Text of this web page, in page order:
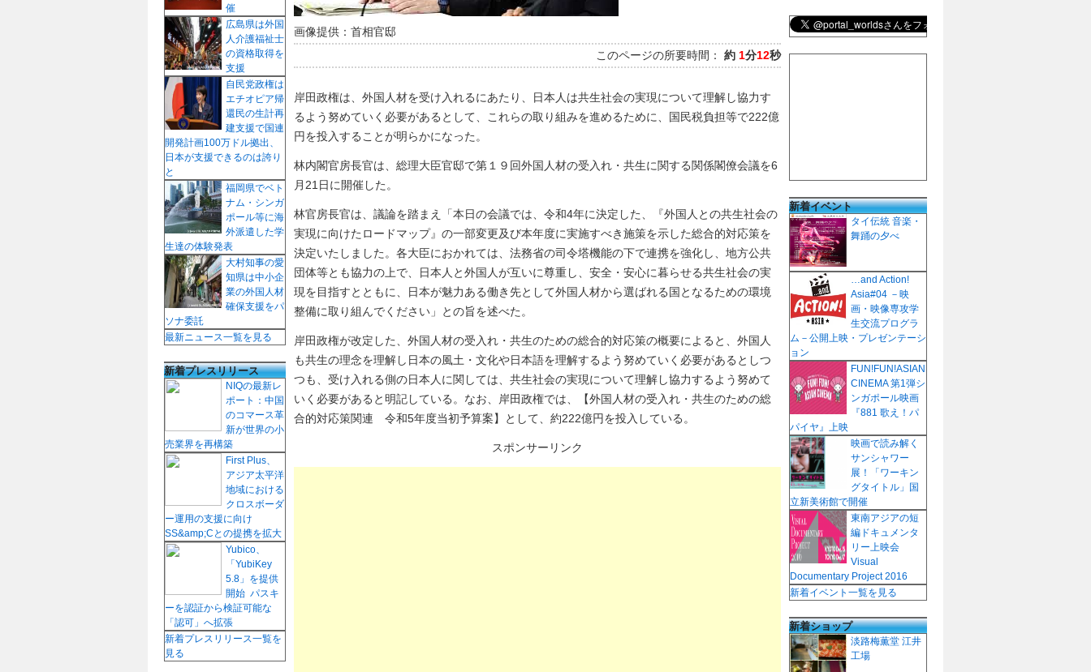
画像提供：首相官邸
このページの所要時間： 約 1分12秒
岸田政権は、外国人材を受け入れるにあたり、日本人は共生社会の実現について理解し協力す
るよう努めていく必要があるとして、これらの取り組みを進めるために、国民税負担等で222億
円を投入することが明らかになった。
林内閣官房長官は、総理大臣官邸で第１９回外国人材の受入れ・共生に関する関係閣僚会議を6
月21日に開催した。
林官房長官は、議論を踏まえ「本日の会議では、令和4年に決定した、『外国人との共生社会の
実現に向けたロードマップ』の一部変更及び本年度に実施すべき施策を示した総合的対応策を
決定いたしました。各大臣におかれては、法務省の司令塔機能の下で連携を強化し、地方公共
団体等とも協力の上で、日本人と外国人が互いに尊重し、安全・安心に暮らせる共生社会の実
現を目指すとともに、日本が魅力ある働き先として外国人材から選ばれる国となるための環境
整備に取り組んでください」との旨を述べた。
岸田政権が改定した、外国人材の受入れ・共生のための総合的対応策の概要によると、外国人
も共生の理念を理解し日本の風土・文化や日本語を理解するよう努めていく必要があるとしつ
つも、受け入れる側の日本人に関しては、共生社会の実現について理解し協力するよう努めて
いく必要があると明記している。なお、岸田政権では、【外国人材の受入れ・共生のための総
合的対応策関連 令和5年度当初予算案】として、約222億円を投入している。
スポンサーリンク
催
広島県は外国
人介護福祉士
の資格取得を
支援
自民党政権は
エチオピア帰
還民の生計再
建支援で国連
開発計画100万ドル拠出、
日本が支援できるのは誇り
と
福岡県でベト
ナム・シンガ
ポール等に海
外派遣した学
生達の体験発表
大村知事の愛
知県は中小企
業の外国人材
確保支援をパ
ソナ委託
最新ニュース一覧を見る
新着プレスリリース
NIQの最新レ
ポート：中国
のコマース革
新が世界の小
売業界を再構築
First Plus、
アジア太平洋
地域における
クロスボーダ
ー運用の支援に向け
SS&amp;Cとの提携を拡大
Yubico、
「YubiKey
5.8」を提供
開始 パスキ
ーを認証から検証可能な
「認可」へ拡張
新着プレスリリース一覧を
見る
新着イベント
タイ伝統 音楽・
舞踊の夕べ
…and Action!
Asia#04 －映
画・映像専攻学
生交流プログラ
ム－公開上映・プレゼンテーシ
ョン
FUN!FUN!ASIAN
CINEMA 第1弾シ
ンガポール映画
『881 歌え！パ
パイヤ』上映
映画で読み解く
サンシャワー
展！「ワーキン
グタイトル」国
立新美術館で開催
東南アジアの短
編ドキュメンタ
リー上映会
Visual
Documentary Project 2016
新着イベント一覧を見る
新着ショップ
淡路梅薫堂 江井
工場